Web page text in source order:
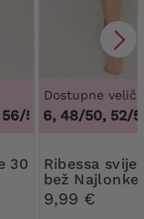
52/54, 56/58,
58, 60/62,44/46,
Dostupne
46, 48/50, 52/
Ribessa svijetlo
bež Najlonke
DEN
9,99 €